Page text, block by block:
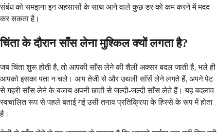
संबंध को समझना इन अहसासों के साथ आने वाले कुछ डर को कम करने में मदद
कर सकता है।
चिंता के दौरान साँस लेना मुश्किल क्यों लगता है?
जब चिंता शुरू होती है, तो आपकी साँस लेने की शैली अक्सर बदल जाती है, भले ही
आपको इसका पता न चले। आप तेजी से और उथली साँसें लेने लगते हैं, अपने पेट
से गहरी साँस लेने के बजाय अपनी छाती से जल्दी-जल्दी साँस लेते हैं। यह बदलाव
स्वचालित रूप से पहले बताई गई उसी तनाव प्रतिक्रिया के हिस्से के रूप में होता
है।